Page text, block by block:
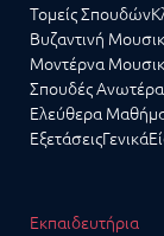
Τομείς Σπουδών
Βυζαντινή
Μοντέρνα
Σπουδές
Ελεύθερα
ΕξετάσειςΓενικά
Εκπαιδευτήρια